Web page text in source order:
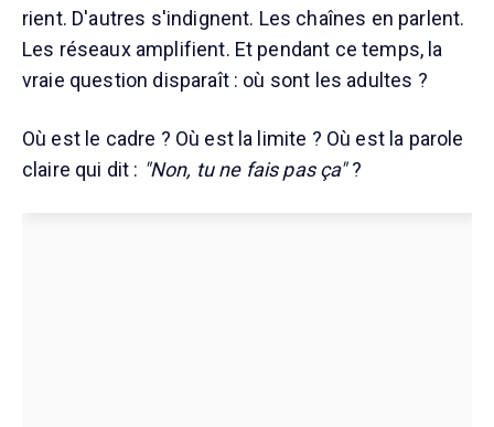
rient. D'autres s'indignent. Les chaînes en parlent.
Les réseaux amplifient. Et pendant ce temps, la
vraie question disparaît : où sont les adultes ?
Où est le cadre ? Où est la limite ? Où est la parole
claire qui dit : "Non, tu ne fais pas ça"?